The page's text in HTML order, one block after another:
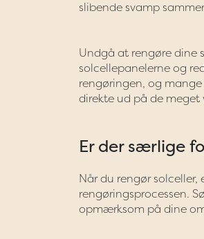
slibende svamp
Undgå at rengøre dine
solcellepanelerne og
rengøringen, og
direkte ud på de meget
Er der særlige
Når du rengør
rengøringsprocessen.
opmærksom på dine